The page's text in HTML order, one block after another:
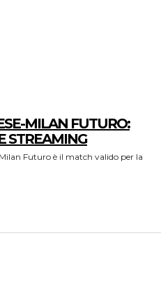
MILAN FUTURO:
STREAMING
Futuro è il match valido per la